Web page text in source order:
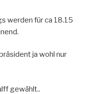
werden für ca 18.15
ja wohl nur
gewählt..